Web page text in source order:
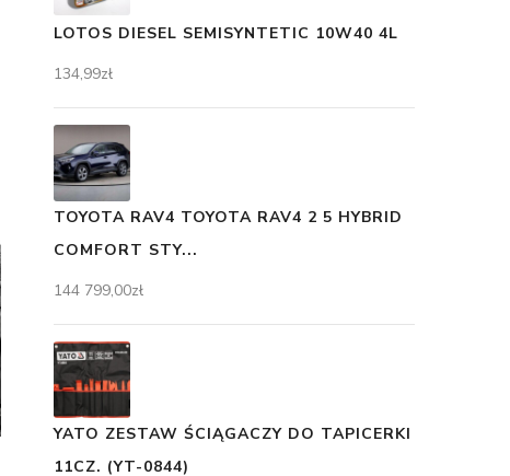
LOTOS DIESEL SEMISYNTETIC 10W40 4L
134,99zł
TOYOTA RAV4 TOYOTA RAV4 2 5 HYBRID
COMFORT STY...
144 799,00zł
YATO ZESTAW ŚCIĄGACZY DO TAPICERKI
11CZ. (YT-0844)